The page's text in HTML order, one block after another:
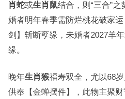
肖蛇或生肖鼠结合，则“三合”之
婚者明年春季需防烂桃花破家
剑】斩断孽缘，未婚者2027羊
缘。
晚年生肖猴福寿双全，尤以68
供奉【金蝉摆件】，此物主聚财